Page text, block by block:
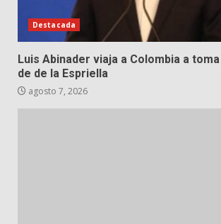
Destacada
Luis Abinader viaja a Colombia a
de de la Espriella
agosto 7, 2026